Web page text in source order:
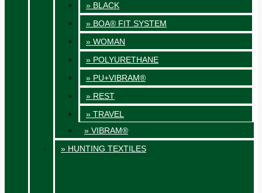
» BLACK
» BOA® FIT SYSTEM
» WOMAN
» POLYURETHANE
» PU+VIBRAM®
» REST
» TRAVEL
» VIBRAM®
» HUNTING TEXTILES